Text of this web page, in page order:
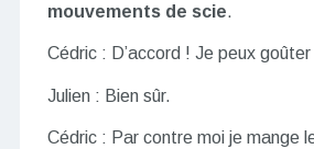
mouvements de scie.
Cédric : D’accord ! Je peux goûter
Julien : Bien sûr.
Cédric : Par contre moi je mange